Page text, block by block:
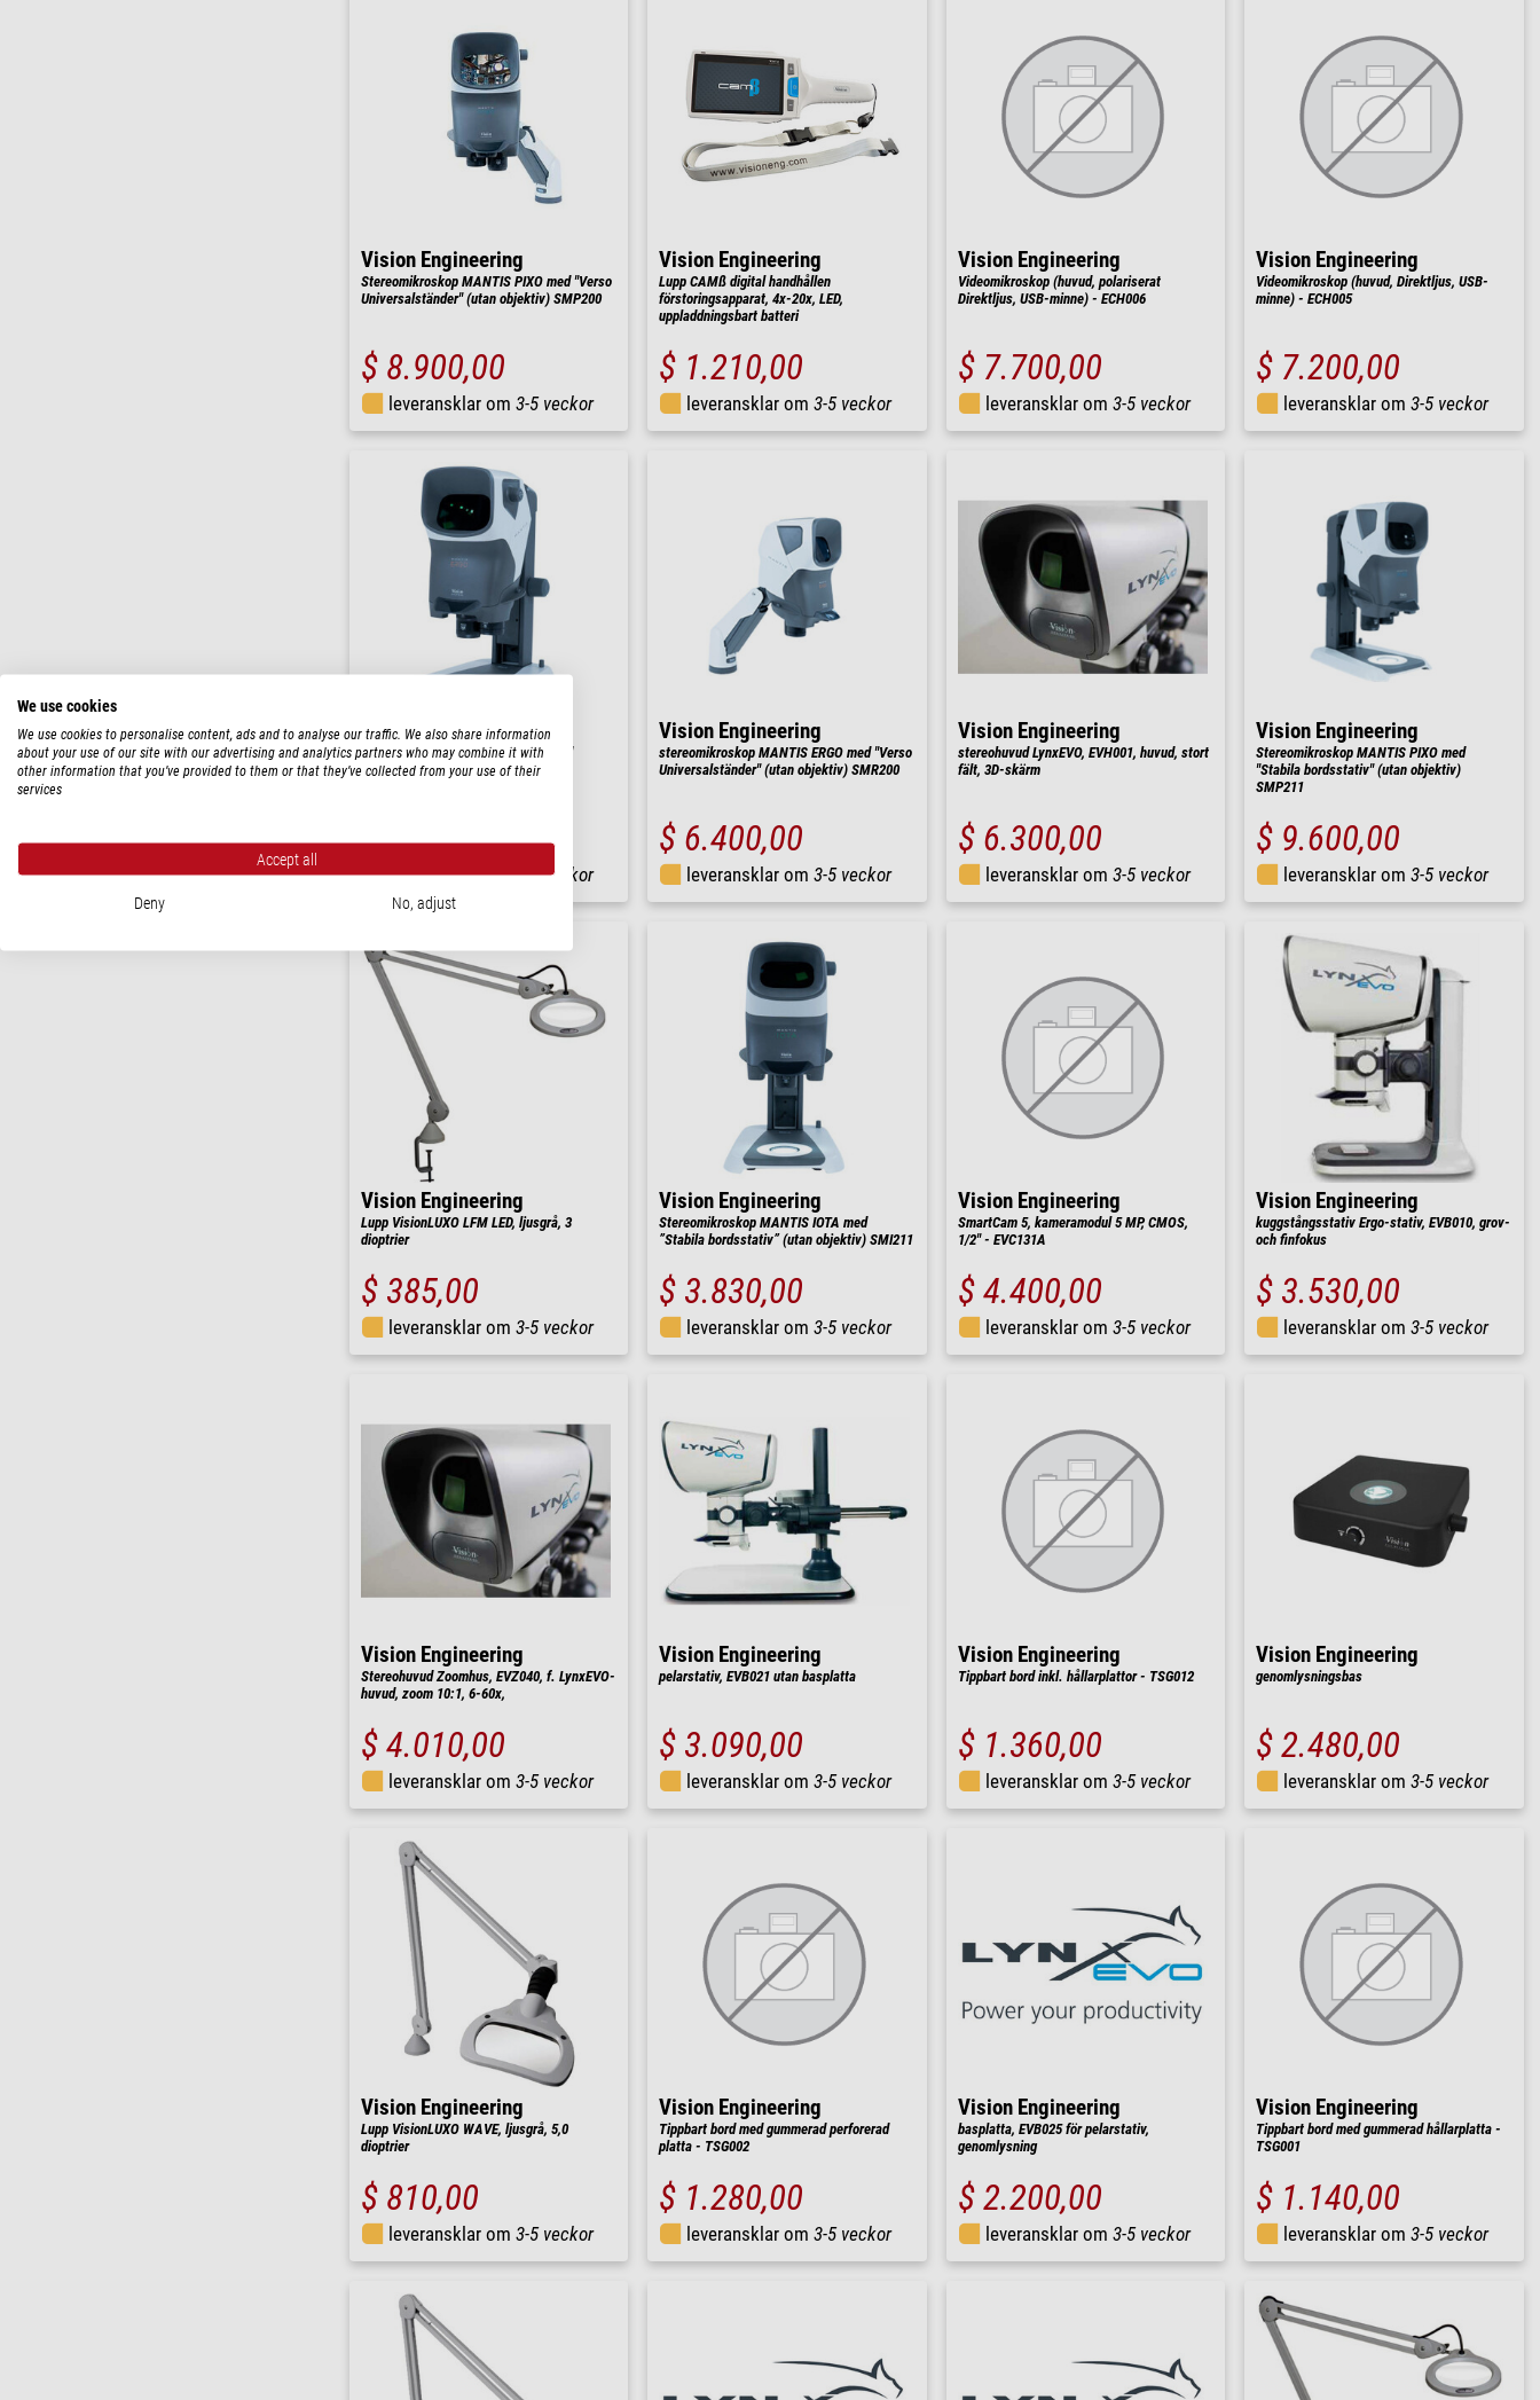
Vision Engineering
Stereomikroskop MANTIS PIXO med "Verso
Universalständer" (utan objektiv) SMP200
$ 8.900,00
leveransklar om 3-5 veckor
Vision Engineering
Lupp CAMß digital handhållen
förstoringsapparat, 4x-20x, LED,
uppladdningsbart batteri
$ 1.210,00
leveransklar om 3-5 veckor
Vision Engineering
Videomikroskop (huvud, polariserat
Direktljus, USB-minne) - ECH006
$ 7.700,00
leveransklar om 3-5 veckor
Vision Engineering
Videomikroskop (huvud, Direktljus, USB-
minne) - ECH005
$ 7.200,00
leveransklar om 3-5 veckor
Vision Engineering
stereomikroskop MANTIS ERGO med
”Stabila bordsstativ” (utan objektiv)
$ 7.200,00
leveransklar om3-5 veckor
Vision Engineering
stereomikroskop MANTIS ERGO med "Verso
Universalständer" (utan objektiv) SMR200
$ 6.400,00
leveransklar om 3-5 veckor
Vision Engineering
stereohuvud LynxEVO, EVH001, huvud, stort
fält, 3D-skärm
$ 6.300,00
leveransklar om 3-5 veckor
Vision Engineering
Stereomikroskop MANTIS PIXO med
"Stabila bordsstativ" (utan objektiv)
SMP211
$ 9.600,00
leveransklar om 3-5 veckor
Vision Engineering
Lupp VisionLUXO LFM LED, ljusgrå, 3
dioptrier
$ 385,00
leveransklar om 3-5 veckor
Vision Engineering
Stereomikroskop MANTIS IOTA med
”Stabila bordsstativ” (utan objektiv) SMI211
$ 3.830,00
leveransklar om 3-5 veckor
Vision Engineering
SmartCam 5, kameramodul 5 MP, CMOS,
1/2" - EVC131A
$ 4.400,00
leveransklar om 3-5 veckor
Vision Engineering
kuggstångsstativ Ergo-stativ, EVB010, grov-
och finfokus
$ 3.530,00
leveransklar om 3-5 veckor
Vision Engineering
Stereohuvud Zoomhus, EVZ040, f. LynxEVO-
huvud, zoom 10:1, 6-60x,
$ 4.010,00
leveransklar om 3-5 veckor
Vision Engineering
pelarstativ, EVB021 utan basplatta
$ 3.090,00
leveransklar om 3-5 veckor
Vision Engineering
Tippbart bord inkl. hållarplattor - TSG012
$ 1.360,00
leveransklar om 3-5 veckor
Vision Engineering
genomlysningsbas
$ 2.480,00
leveransklar om 3-5 veckor
Vision Engineering
Lupp VisionLUXO WAVE, ljusgrå, 5,0
dioptrier
$ 810,00
leveransklar om 3-5 veckor
Vision Engineering
Tippbart bord med gummerad perforerad
platta - TSG002
$ 1.280,00
leveransklar om 3-5 veckor
Vision Engineering
basplatta, EVB025 för pelarstativ,
genomlysning
$ 2.200,00
leveransklar om 3-5 veckor
Vision Engineering
Tippbart bord med gummerad hållarplatta -
TSG001
$ 1.140,00
leveransklar om 3-5 veckor
We use cookies
We use cookies to personalise content, ads and to analyse our traffic. We also share information
about your use of our site with our advertising and analytics partners who may combine it with
other information that you’ve provided to them or that they’ve collected from your use of their
services
Accept all
Deny No, adjust